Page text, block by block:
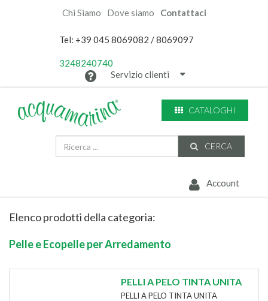
Chi Siamo Dove siamo Contattaci
Tel: +39 045 8069082 / 8069097
3248240740
Servizio clienti
CATALOGHI
CERCA
Account
Elenco prodotti della categoria:
Pelle e Ecopelle per Arredamento
PELLI A PELO TINTA UNITA
PELLI A PELO TINTA UNITA